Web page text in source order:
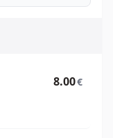
8.00€